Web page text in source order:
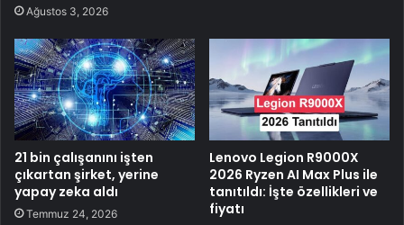
Ağustos 3, 2026
21 bin çalışanını işten
çıkartan şirket, yerine
yapay zeka aldı
Temmuz 24, 2026
Lenovo Legion R9000X
2026 Ryzen AI Max Plus ile
tanıtıldı: İşte özellikleri ve
fiyatı